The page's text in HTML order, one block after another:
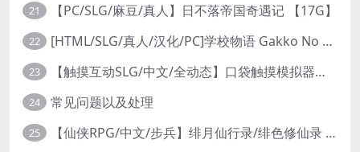
21 【PC/SLG/麻豆/真人】日不落帝国奇遇记 【17G】
22 [HTML/SLG/真人/汉化/PC]学校物语 Gakko No Monogatari School Story v0.30
23 【触摸互动SLG/中文/全动态】口袋触摸模拟器：Pocket Touch 官方中文版【PC+安卓/1.5G】
24 常见问题以及处理
25 【仙侠RPG/中文/步兵】绯月仙行录/绯色修仙录 V0.628 官方中文步兵版【3.2G】